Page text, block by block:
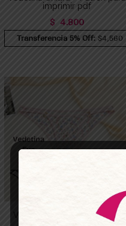
imprimir pdf
$ 4.800
Transferencia 5% Off: $4,560
Vedetina Eva – patrón para